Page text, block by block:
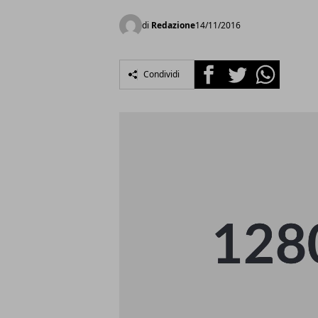
di Redazione14/11/2016
Condividi FacebookTwitterWhatsapp